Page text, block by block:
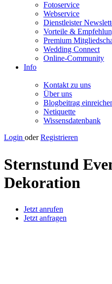
Fotoservice
Webservice
Dienstleister
Vorteile &
Premium
Wedding Connect
Online-Community
Info
Kontakt zu uns
Über uns
Blogbeitrag
Netiquette
Wissensdatenbank
Login oder Registrieren
Sternstund
Dekoration
Jetzt anrufen
Jetzt anfragen